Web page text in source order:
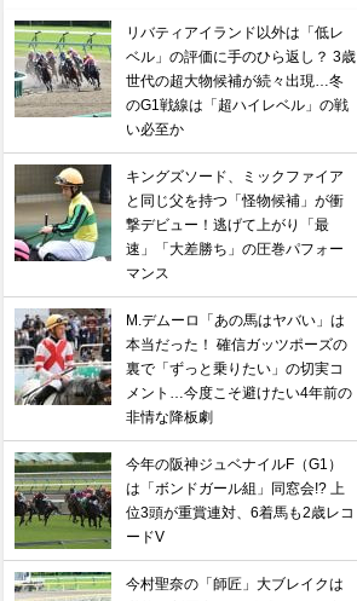
リバティアイランド以外は「低レ
ベル」の評価に手のひら返し？ 3歳
世代の超大物候補が続々出現…冬
のG1戦線は「超ハイレベル」の戦
い必至か
キングズソード、ミックファイア
と同じ父を持つ「怪物候補」が衝
撃デビュー！逃げて上がり「最
速」「大差勝ち」の圧巻パフォー
マンス
M.デムーロ「あの馬はヤバい」は
本当だった！ 確信ガッツポーズの
裏で「ずっと乗りたい」の切実コ
メント…今度こそ避けたい4年前の
非情な降板劇
今年の阪神ジュベナイルF（G1）
は「ボンドガール組」同窓会!? 上
位3頭が重賞連対、6着馬も2歳レコ
ードV
今村聖奈の「師匠」大ブレイクは